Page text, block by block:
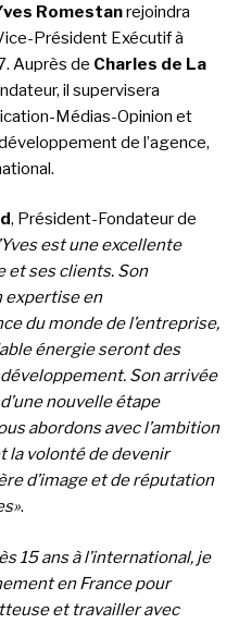
Romestanrejoindra
Président Exécutif à
Auprès de Charles de La
il supervisera
Médias-Opinion et
de l’agence,
, Président-Fondateur de
est une excellente
et ses clients. Son
expertise en
du monde de l’entreprise,
énergie seront des
Son arrivée
nouvelle étape
abordons avec l’ambition
la volonté de devenir
d’image et de réputation
.
15 ans à l’international, je
en France pour
et travailler avec